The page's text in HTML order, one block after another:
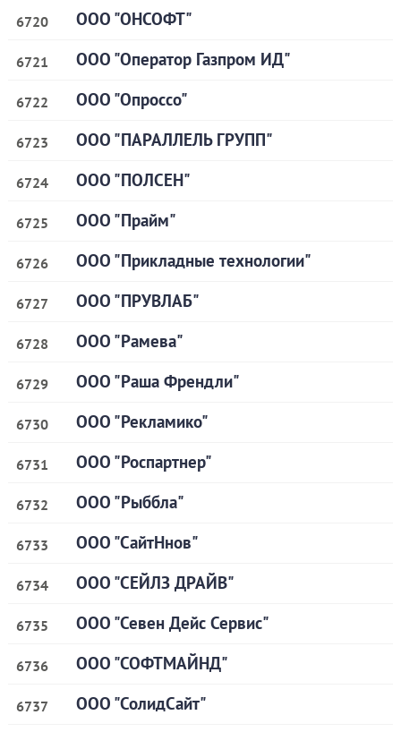
6720 ООО "ОНСОФТ"
6721 ООО "Оператор Газпром ИД"
6722 ООО "Опроссо"
6723 ООО "ПАРАЛЛЕЛЬ ГРУПП"
6724 ООО "ПОЛСЕН"
6725 ООО "Прайм"
6726 ООО "Прикладные технологии"
6727 ООО "ПРУВЛАБ"
6728 ООО "Рамева"
6729 ООО "Раша Френдли"
6730 ООО "Рекламико"
6731 ООО "Роспартнер"
6732 ООО "Рыббла"
6733 ООО "СайтНнов"
6734 ООО "СЕЙЛЗ ДРАЙВ"
6735 ООО "Севен Дейс Сервис"
6736 ООО "СОФТМАЙНД"
6737 ООО "СолидСайт"